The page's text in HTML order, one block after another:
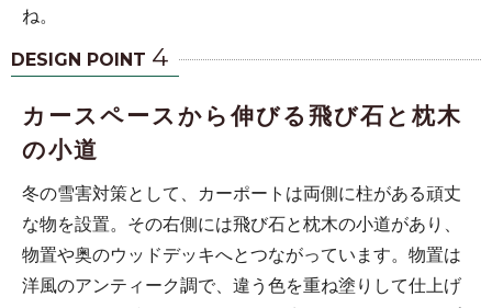
ね。
DESIGN POINT 4
カースペースから伸びる飛び石と枕木
の小道
冬の雪害対策として、カーポートは両側に柱がある頑丈
な物を設置。その右側には飛び石と枕木の小道があり、
物置や奥のウッドデッキへとつながっています。物置は
洋風のアンティーク調で、違う色を重ね塗りして仕上げ